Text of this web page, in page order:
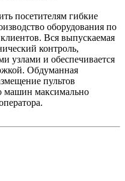
посетителям гибкие
оборудования по
Вся выпускаемая
контроль,
узлами и обеспечивается
Обдуманная
пультов
машин максимально